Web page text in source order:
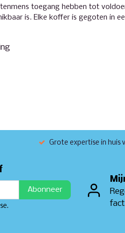
toegang hebben tot
is. Elke koffer is gegoten in
Grote expertise in huis
Abonneer